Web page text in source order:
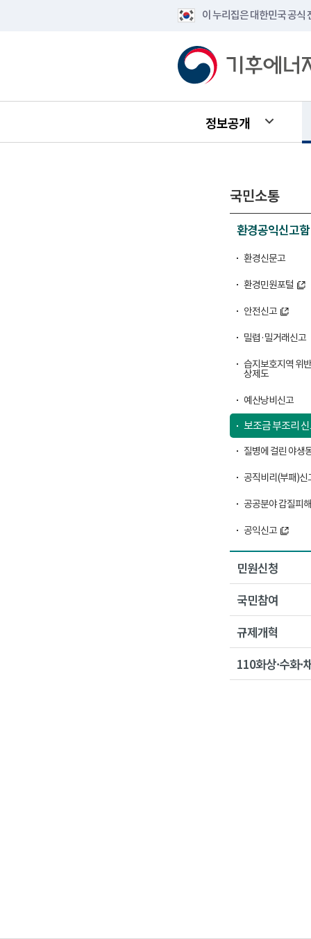
이 누리집은 대한민국 공식
정보공개
국민소통
환경공익신고함
환경신문고
환경민원포털
안전신고
밀렵·밀거래신고
습지보호지역 위
상제도
예산낭비신고
보조금 부조리
질병에 걸린 야생
공직비리(부패)신
공공분야 갑질피
공익신고
민원신청
국민참여
규제개혁
110화상·수화·